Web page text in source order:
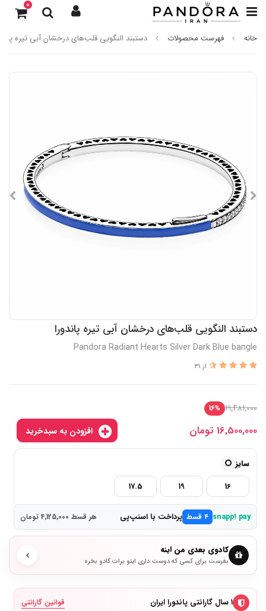
0
خانه فهرست محصولات دستبند النگویی قلب‌های درخشان آبی تیره
دستبند النگویی قلب‌های درخشان آبی تیره پاندورا
Pandora Radiant Hearts Silver Dark Blue bangle
از 31
19,481,000
16%
16,500,000 تومان
سایز
16
19
17.5
snapp! pay ۴ قسط پرداخت با اسنپ‌پی هر قسط 4,125,000 تومان
کادوی بعدی من اینه
بفرست برای کسی که دوست داری اینو برات کادو بخره
۱ سال گارانتی پاندورا ایران قوانین گارانتی